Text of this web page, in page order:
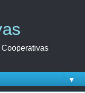
Cooperativas
▼